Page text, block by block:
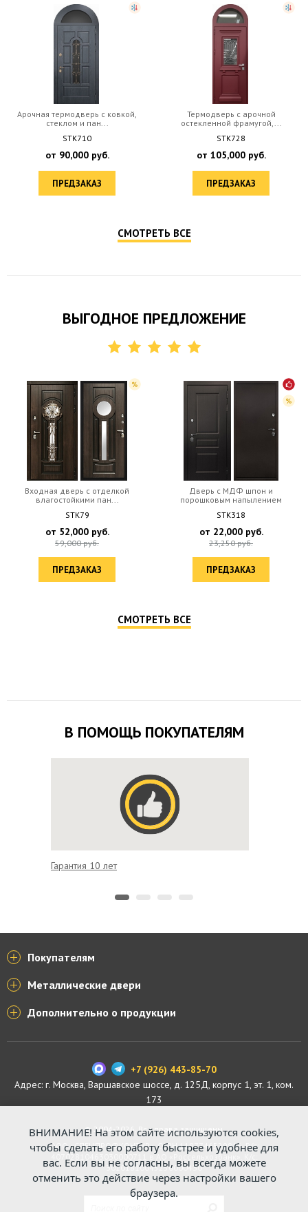
Арочная термодверь с ковкой,
стеклом и пан...
STK710
от 90,000руб.
ПРЕДЗАКАЗ
Термодверь с арочной
остекленной фрамугой,...
STK728
от 105,000руб.
ПРЕДЗАКАЗ
СМОТРЕТЬ ВСЕ
ВЫГОДНОЕ ПРЕДЛОЖЕНИЕ
Входная дверь с отделкой
влагостойкими пан...
STK79
от 52,000руб.
59,000руб.
ПРЕДЗАКАЗ
Дверь c МДФ шпон и
порошковым напылением
STK318
от 22,000руб.
23,250руб.
ПРЕДЗАКАЗ
СМОТРЕТЬ ВСЕ
В ПОМОЩЬ ПОКУПАТЕЛЯМ
Гарантия 10 лет
Покупателям
Металлические двери
Дополнительно о продукции
+7 (926) 443-85-70
Адрес: г. Москва, Варшавское шоссе, д. 125Д, корпус 1, эт. 1, ком.
173
© 2004-2026. Все права защищены.
ООО «СПЕЦПРОФКОНТУР», ОГРН 1187746529816. Р/с:
40702810463030000711 в АО «Россельхозбанк». К/с:
30101810045250000430
ВНИМАНИЕ! На этом сайте используются cookies,
чтобы сделать его работу быстрее и удобнее для
вас. Если вы не согласны, вы всегда можете
отменить это действие через настройки вашего
браузера.